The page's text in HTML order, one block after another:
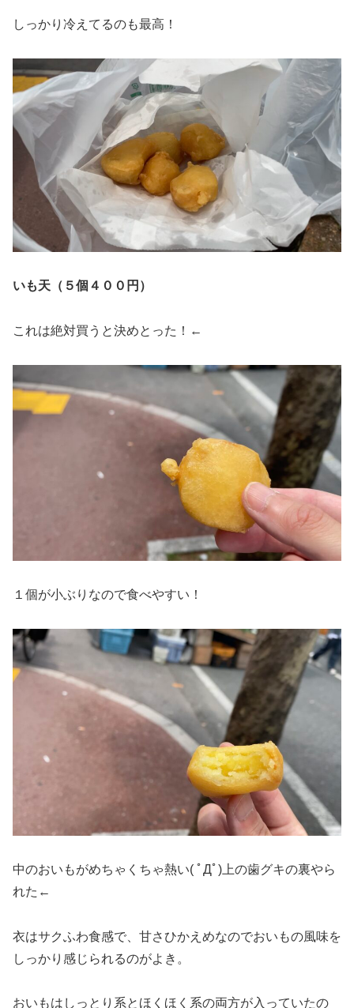
しっかり冷えてるのも最高！
いも天（５個４００円）
これは絶対買うと決めとった！←
１個が小ぶりなので食べやすい！
中のおいもがめちゃくちゃ熱い( ﾟДﾟ)上の歯グキの裏やら
れた←
衣はサクふわ食感で、甘さひかえめなのでおいもの風味を
しっかり感じられるのがよき。
おいもはしっとり系とほくほく系の両方が入っていたの